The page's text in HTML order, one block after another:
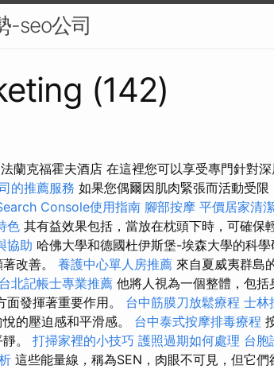
-seo公司
(142)
蘭克福霍夫酒店 在這裡您可以享受專門針對
的推薦服務 如果您偶爾因肌肉緊張而活動受限
Console使用指南 腳部按摩 平價居家清
色 其有益效果包括，當放在枕頭下時，可確保
協助 哈佛大學和德國杜伊斯堡-埃森大學的科
改善。 養護中心單人房推薦 來自夏威夷群島
台北記帳士專業推薦 他將人視為一個整體，包括
發揮著重要作用。 台中筋膜刀放鬆療程 士林
的壓迫感和平滑感。 台中泰式按摩排毒療程
。 打掃家裡的小技巧 護照過期如何處理 台胞
這些能量線，稱為SEN，肉眼不可見，但它們